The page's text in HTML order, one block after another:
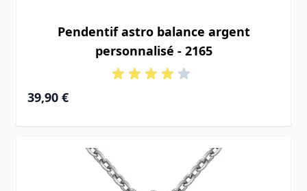
Pendentif astro balance argent
personnalisé - 2165
39,90 €